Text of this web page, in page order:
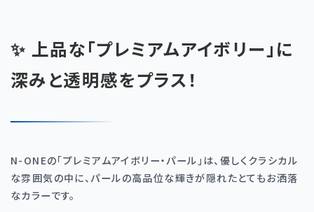
✨ 上品な「プレミアムアイボリー」に
深みと透明感をプラス！
N-ONEの「プレミアムアイボリー・パール」は、優しくクラシカル
な雰囲気の中に、パールの高品位な輝きが隠れたとてもお洒落
なカラーです。